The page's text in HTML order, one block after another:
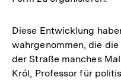
Diese Entwicklung
wahrgenommen, die
der Straße manches
Król, Professor für